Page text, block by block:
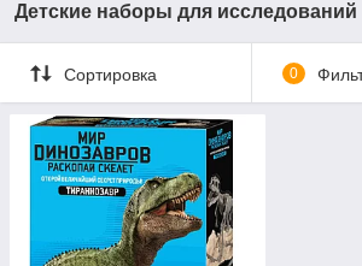
Детские наборы для исследований
Сортировка 0